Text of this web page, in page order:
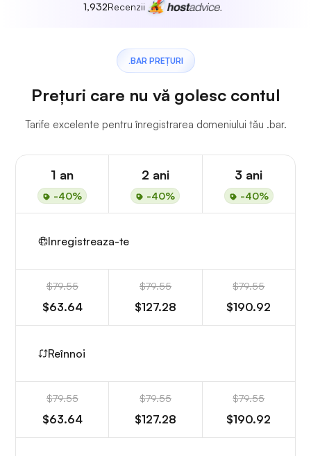
1,932Recenzii
.BAR PREȚURI
Prețuri care nu vă golesc contul
Tarife excelente pentru înregistrarea domeniului tău .bar.
1 an
-40%
2 ani
-40%
3 ani
-40%
Inregistreaza-te
$79.55
$63.64
$79.55
$127.28
$79.55
$190.92
Reînnoi
$79.55
$63.64
$79.55
$127.28
$79.55
$190.92